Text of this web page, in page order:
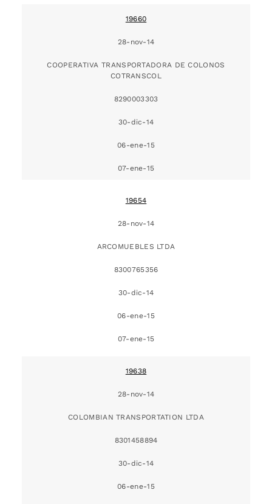
19660
28-nov-14
COOPERATIVA TRANSPORTADORA DE COLONOS
COTRANSCOL
8290003303
30-dic-14
06-ene-15
07-ene-15
19654
28-nov-14
ARCOMUEBLES LTDA
8300765356
30-dic-14
06-ene-15
07-ene-15
19638
28-nov-14
COLOMBIAN TRANSPORTATION LTDA
8301458894
30-dic-14
06-ene-15